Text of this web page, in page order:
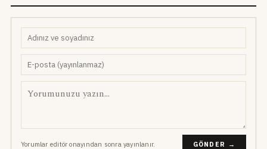
Yorumlar editör onayından sonra yayınlanır. GÖNDER →